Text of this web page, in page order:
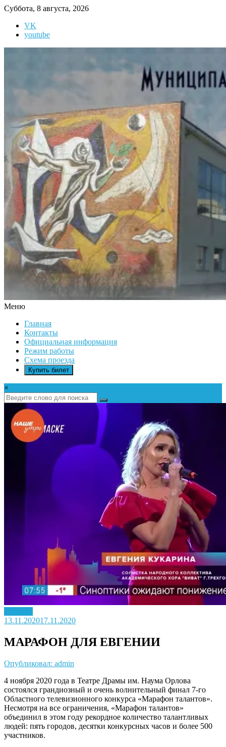
Перейти
содержимому
Суббота, 8 августа, 2026
VK
youtube
ИКАР
Меню
Главная
Контакты
Официальная информация
Режим работы
Схема проезда
Купить билет
×
13.11.202017.11.2020
МАРАФОН ДЛЯ ЕВГЕНИИ
Опубликовал: admin
4 ноября 2020 года в Театре Драмы им. Наума Орлова
состоялся грандиозный и очень волнительный финал 7-го
Областного телевизионного конкурса «Марафон талантов».
Несмотря на все ограничения, «Марафон талантов»
объединил в этом году рекордное количество талантливых
людей: пять городов, десятки конкурсных часов и более 500
участников.